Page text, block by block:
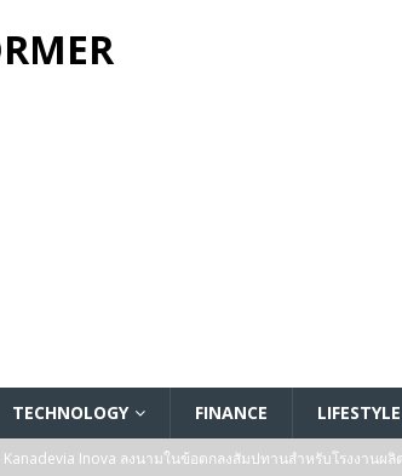
TECHNOLOGY FINANCE LIFESTYLE
Kanadevia Inova ลงนามในข้อตกลงสัมปทานสำหรับโรงงานผ